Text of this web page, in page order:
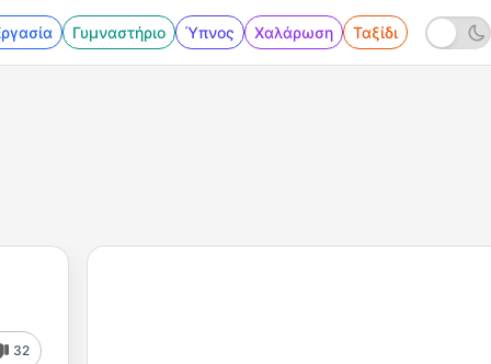
Γυμναστήριο Ύπνος Χαλάρωση Ταξίδι
32